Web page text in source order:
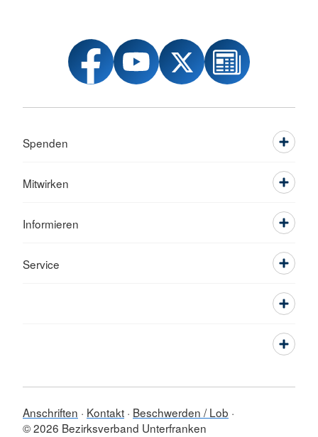
Spenden
Mitwirken
Informieren
Service
Anschriften Kontakt Beschwerden / Lob
© 2026 Bezirksverband Unterfranken